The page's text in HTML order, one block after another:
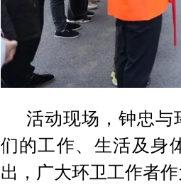
活动现场，钟忠与
们的工作、生活及身
出，广大环卫工作者